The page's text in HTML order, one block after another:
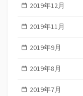
2019年12月
2019年11月
2019年9月
2019年8月
2019年7月